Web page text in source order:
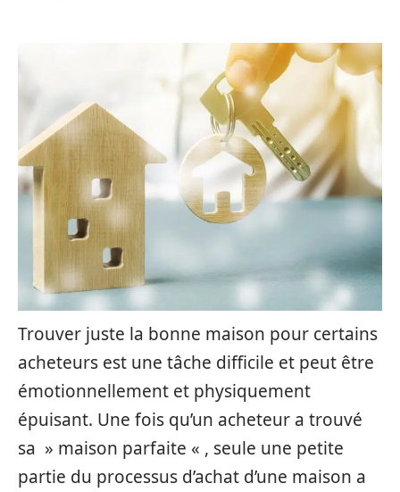
Trouver juste la bonne maison pour certains
acheteurs est une tâche difficile et peut être
émotionnellement et physiquement
épuisant. Une fois qu’un acheteur a trouvé
sa » maison parfaite « , seule une petite
partie du processus d’achat d’une maison a